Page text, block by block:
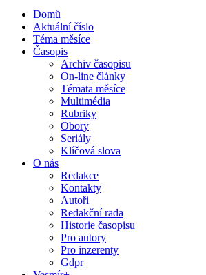
Domů
Aktuální číslo
Téma měsíce
Časopis
Archiv časopisu
On-line články
Témata měsíce
Multimédia
Rubriky
Obory
Seriály
Klíčová slova
O nás
Redakce
Kontakty
Autoři
Redakční rada
Historie časopisu
Pro autory
Pro inzerenty
Gdpr